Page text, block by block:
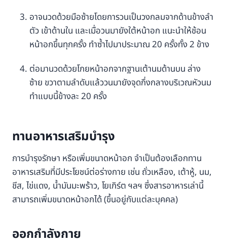
อาจนวดด้วยมือซ้ายโดยการวนเป็นวงกลมจากด้านข้างลำ
ตัว เข้าด้านใน และเมื่อวนมายังใต้หน้าอก แนะนำให้ช้อน
หน้าอกขึ้นทุกครั้ง ทำซ้ำไปมาประมาณ 20 ครั้งทั้ง 2 ข้าง
ต่อมานวดด้วยโกยหน้าอกจากฐานเต้านมด้านบน ล่าง
ซ้าย ขวาตามลำดับแล้ววนมายังจุดกึ่งกลางบริเวณหัวนม
ทำแบบนี้ข้างละ 20 ครั้ง
ทานอาหารเสริมบำรุง
การบำรุงรักษา หรือเพิ่มขนาดหน้าอก จำเป็นต้องเลือกทาน
อาหารเสริมที่มีประโยชน์ต่อร่างกาย เช่น ถั่วเหลือง, เต้าหู้, นม,
ชีส, ไข่แดง, น้ำมันมะพร้าว, โยเกิร์ต ฯลฯ ซึ่งสารอาหารเล่านี้
สามารถเพิ่มขนาดหน้าอกได้ (ขึ้นอยู่กับแต่ละบุคคล)
ออกกำลังกาย